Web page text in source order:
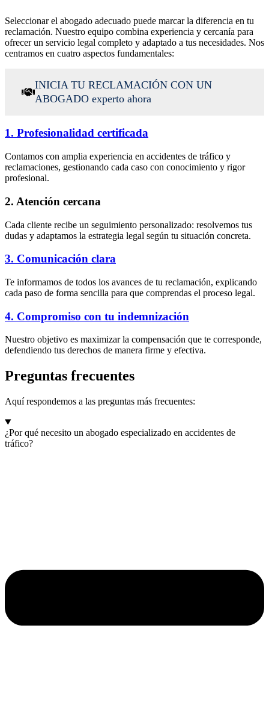
Seleccionar el abogado adecuado puede marcar la diferencia en tu
reclamación. Nuestro equipo combina experiencia y cercanía para
ofrecer un servicio legal completo y adaptado a tus necesidades. Nos
centramos en cuatro aspectos fundamentales:
INICIA TU RECLAMACIÓN CON UN
ABOGADO experto ahora
1. Profesionalidad certificada
Contamos con amplia experiencia en accidentes de tráfico y
reclamaciones, gestionando cada caso con conocimiento y rigor
profesional.
2. Atención cercana
Cada cliente recibe un seguimiento personalizado: resolvemos tus
dudas y adaptamos la estrategia legal según tu situación concreta.
3. Comunicación clara
Te informamos de todos los avances de tu reclamación, explicando
cada paso de forma sencilla para que comprendas el proceso legal.
4. Compromiso con tu indemnización
Nuestro objetivo es maximizar la compensación que te corresponde,
defendiendo tus derechos de manera firme y efectiva.
Preguntas frecuentes
Aquí respondemos a las preguntas más frecuentes:
¿Por qué necesito un abogado especializado en accidentes de
tráfico?